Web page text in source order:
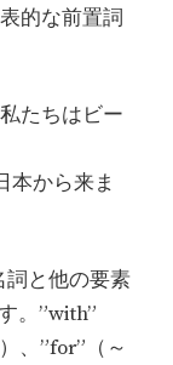
的な前置詞
たちはビー
本から来ま
詞と他の要素
。”with”
、”for”（～